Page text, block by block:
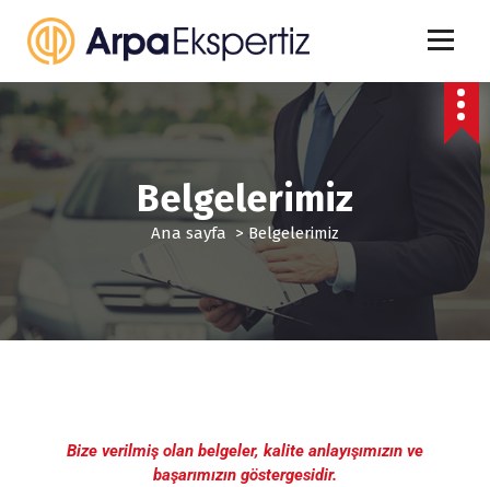
Belgelerimiz
Ana sayfa > Belgelerimiz
Bize verilmiş olan belgeler, kalite anlayışımızın ve
başarımızın göstergesidir.